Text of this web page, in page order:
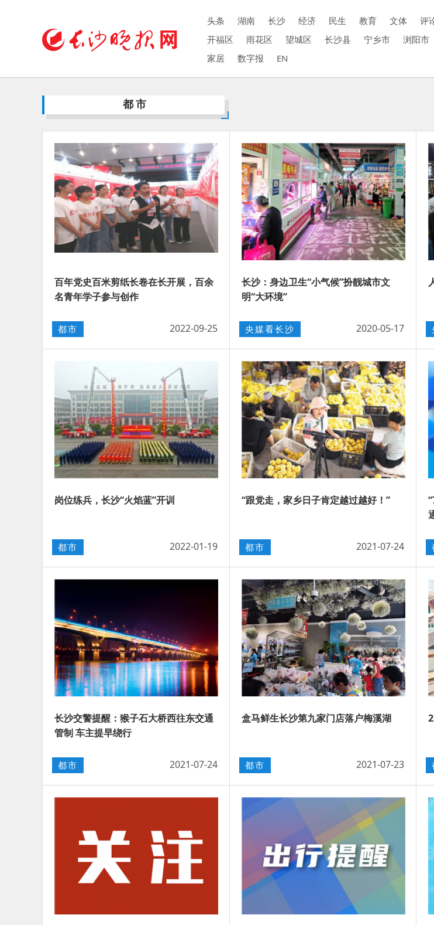
头条 湖南 长沙 经济 民生 教育 文体 评
开福区
雨花区 望城区 长沙县 宁乡市 浏阳市
家居
数字报 EN
都市
百年党史百米剪纸长卷在长开展，百余
名青年学子参与创作
都市 2022-09-25
长沙：身边卫生“小气候”扮靓城市文
明“大环境”
央媒看长沙 2020-05-17
岗位练兵，长沙“火焰蓝”开训
都市 2022-01-19
“跟党走，家乡日子肯定越过越好！”
都市 2021-07-24
长沙交警提醒：猴子石大桥西往东交通
管制 车主提早绕行
都市 2021-07-24
盒马鲜生长沙第九家门店落户梅溪湖
都市 2021-07-23